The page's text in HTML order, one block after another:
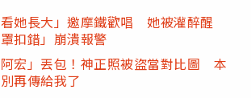
她長大」邀摩鐵歡唱 她被灌醉醒
扣錯」崩潰報警
宏」丟包！神正照被盜當對比圖 本
再傳給我了